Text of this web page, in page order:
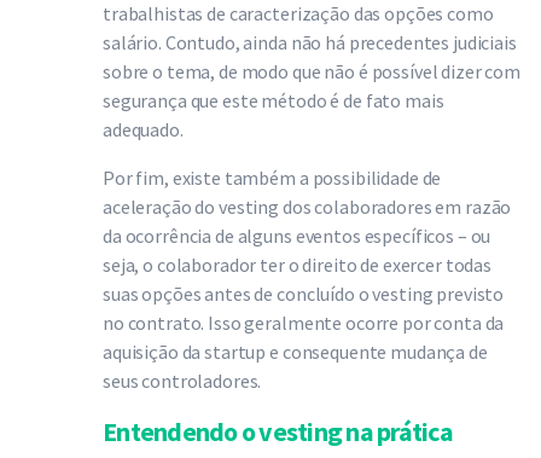
trabalhistas de caracterização das opções como
salário. Contudo, ainda não há precedentes judiciais
sobre o tema, de modo que não é possível dizer com
segurança que este método é de fato mais
adequado.
Por fim, existe também a possibilidade de
aceleração do vesting dos colaboradores em razão
da ocorrência de alguns eventos específicos – ou
seja, o colaborador ter o direito de exercer todas
suas opções antes de concluído o vesting previsto
no contrato. Isso geralmente ocorre por conta da
aquisição da startup e consequente mudança de
seus controladores.
Entendendo o vesting na prática